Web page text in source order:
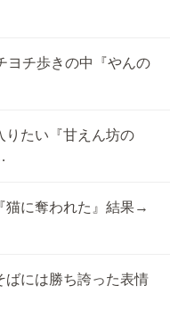
チ歩きの中『やんの
りたい『甘えん坊の
猫に奪われた』結果→
ばには勝ち誇った表情